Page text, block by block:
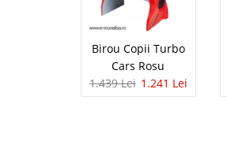
-36%
Birou Copii Turbo
Cars Rosu
1.439 Lei 1.241 Lei